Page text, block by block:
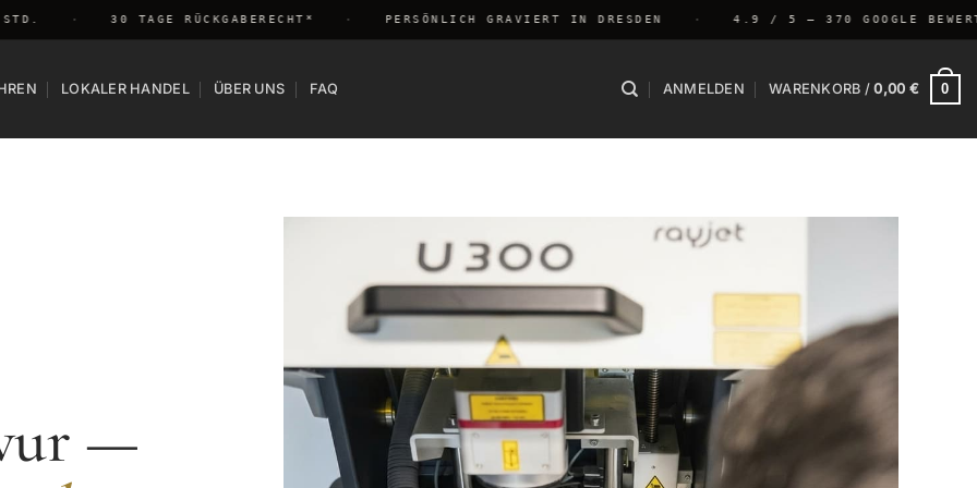
30 TAGE RÜCKGABERECHT* PERSÖNLICH GRAVIERT IN DRESDEN 4.9 / 5 — 370 GOOGLE
LOKALER HANDEL ÜBER UNS FAQ ANMELDEN WARENKORB /0,00 € 0
—